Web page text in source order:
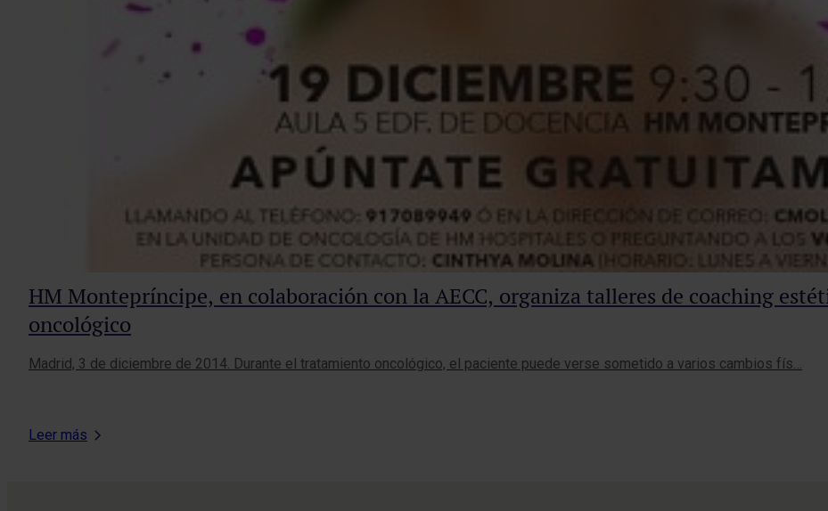
HM Montepríncipe, en colaboración con la AECC, organiza talleres de coaching
oncológico
Madrid, 3 de diciembre de 2014. Durante el tratamiento oncológico, el paciente puede verse sometido a varios cambios fís…
Leer más